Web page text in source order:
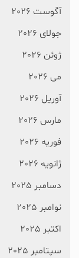
آگوست 2026
جولای 2026
ژوئن 2026
می 2026
آوریل 2026
مارس 2026
فوریه 2026
ژانویه 2026
دسامبر 2025
نوامبر 2025
اکتبر 2025
سپتامبر 2025